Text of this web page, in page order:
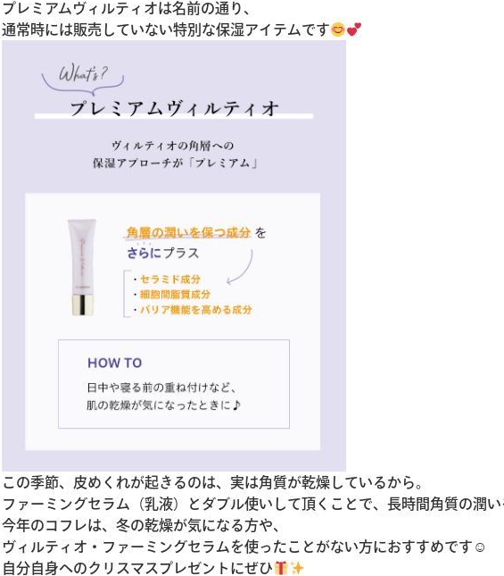
プレミアムヴィルティオは名前の通り、
通常時には販売していない特別な保湿アイテムです
この季節、皮めくれが起きるのは、実は角質が乾燥しているから。
ファーミングセラム（乳液）とダブル使いして頂くことで、長時間角質の潤い
今年のコフレは、冬の乾燥が気になる方や、
ヴィルティオ・ファーミングセラムを使ったことがない方におすすめです☺
自分自身へのクリスマスプレゼントにぜひ